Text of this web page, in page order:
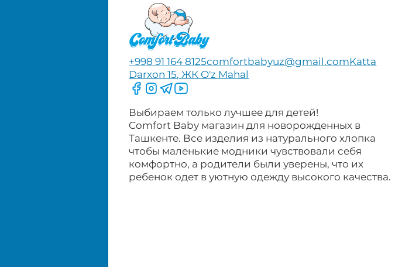
+998 91 164 8125comfortbabyuz@gmail.comKatta
Darxon 15, ЖК O'z Mahal
Следите за нами на Facebook
Следите за нами в Instagram
Следите за нами в Telegram
Следите за нами в YouTube
Выбираем только лучшее для детей!
Comfort Baby магазин для новорожденных в
Ташкенте. Все изделия из натурального хлопка
чтобы маленькие модники чувствовали себя
комфортно, а родители были уверены, что их
ребенок одет в уютную одежду высокого качества.